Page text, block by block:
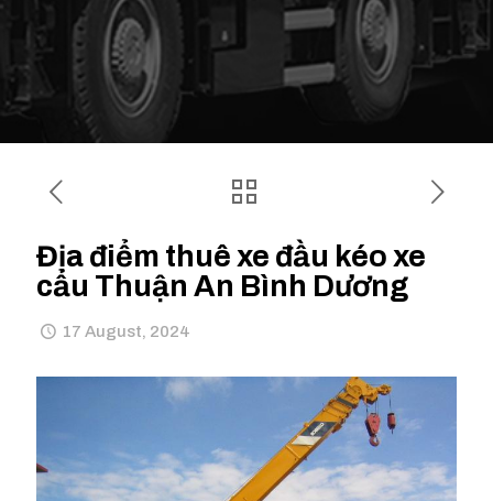
Địa điểm thuê xe đầu kéo xe
cẩu Thuận An Bình Dương
17 August, 2024